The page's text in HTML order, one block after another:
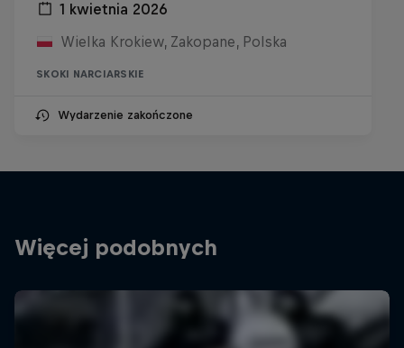
1 kwietnia 2026
Wielka Krokiew, Zakopane, Polska
SKOKI NARCIARSKIE
Wydarzenie zakończone
Więcej podobnych